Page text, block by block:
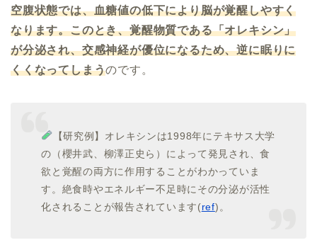
空腹状態では、血糖値の低下により脳が覚醒しやすく
なります。このとき、覚醒物質である「オレキシン」
が分泌され、交感神経が優位になるため、逆に眠りに
くくなってしまうのです。
【研究例】オレキシンは1998年にテキサス大学
の（櫻井武、柳澤正史ら）によって発見され、食
欲と覚醒の両方に作用することがわかっていま
す。絶食時やエネルギー不足時にその分泌が活性
化されることが報告されています(ref)。